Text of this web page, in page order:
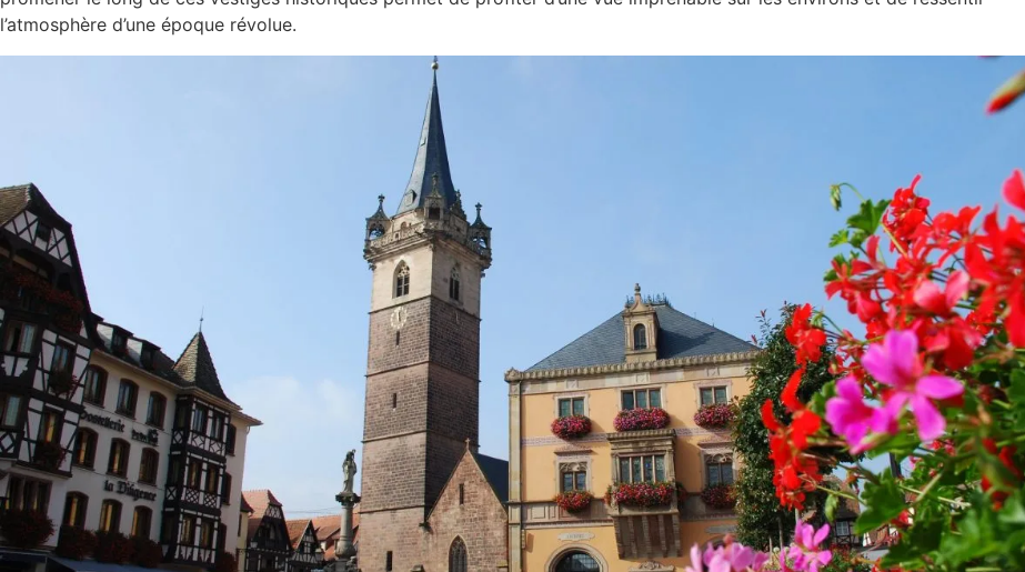
l’atmosphère d’une époque révolue.